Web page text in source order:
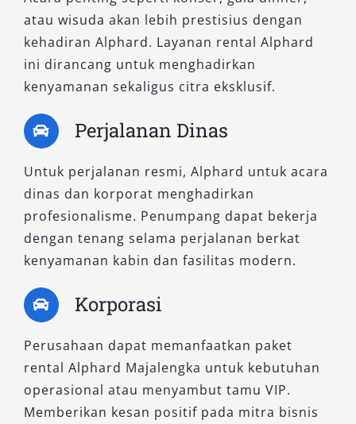
atau wisuda akan lebih prestisius dengan
kehadiran Alphard. Layanan rental Alphard
ini dirancang untuk menghadirkan
kenyamanan sekaligus citra eksklusif.
Perjalanan Dinas
Untuk perjalanan resmi, Alphard untuk acara
dinas dan korporat menghadirkan
profesionalisme. Penumpang dapat bekerja
dengan tenang selama perjalanan berkat
kenyamanan kabin dan fasilitas modern.
Korporasi
Perusahaan dapat memanfaatkan paket
rental Alphard Majalengka untuk kebutuhan
operasional atau menyambut tamu VIP.
Memberikan kesan positif pada mitra bisnis